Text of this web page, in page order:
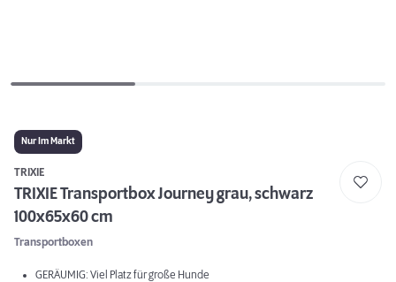
Nur Im Markt
TRIXIE
TRIXIE Transportbox Journey grau, schwarz
100x65x60 cm
Transportboxen
GERÄUMIG: Viel Platz für große Hunde